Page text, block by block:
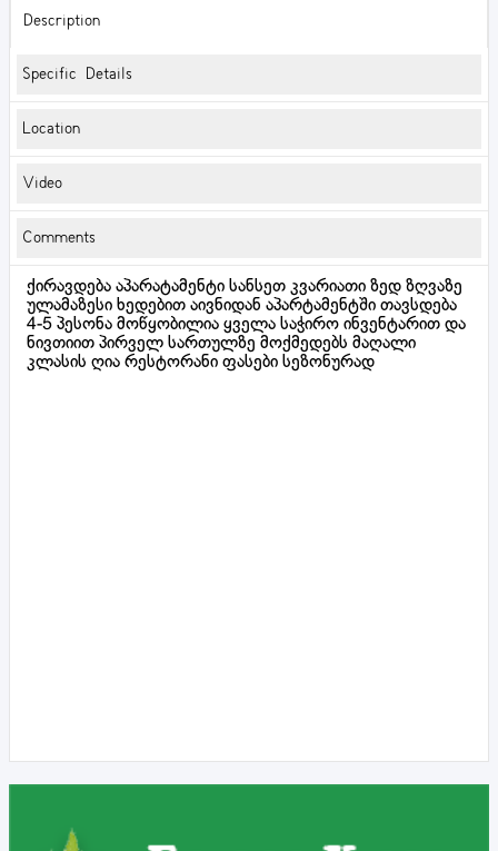
Description
Specific Details
Location
Video
Comments
ქირავდება აპარატამენტი სანსეთ კვარიათი ზედ ზღვაზე
ულამაზესი ხედებით აივნიდან აპარტამენტში თავსდება
4-5 პესონა მოწყობილია ყველა საჭირო ინვენტარით და
ნივთიით პირველ სართულზე მოქმედებს მაღალი
კლასის ღია რესტორანი ფასები სეზონურად